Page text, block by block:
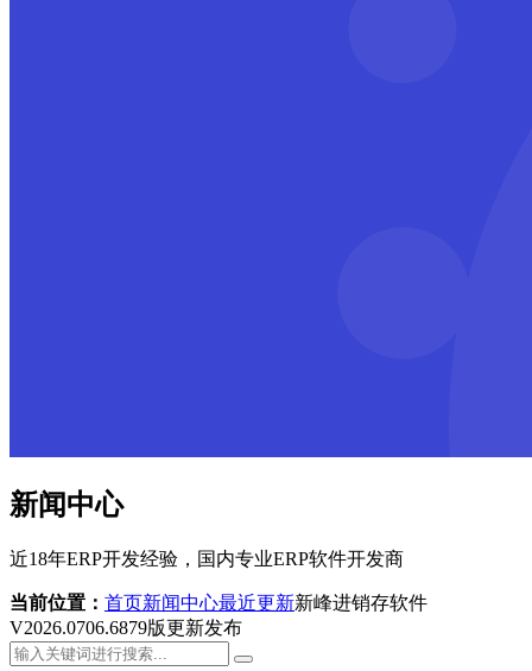
新闻中心
近18年ERP开发经验，国内专业ERP软件开发商
当前位置： 首页新闻中心最近更新新峰进销存软件
V2026.0706.6879版更新发布